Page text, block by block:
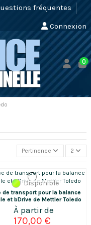
fréquentes
Connexion
0
Pertinence 2
de transport pour la balance
et bDrive de Mettler Toledo
Disponible
170,00 €